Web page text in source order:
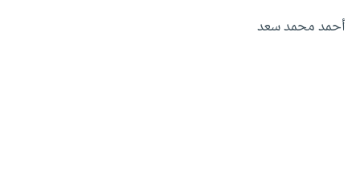
أحمد محمد سعد